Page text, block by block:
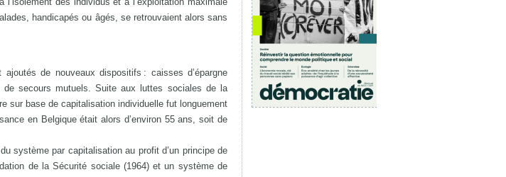
handicapés ou âgés, se retrouvaient alors sans
de nouveaux dispositifs : caisses d’épargne
secours mutuels. Suite aux luttes sociales de la
sur base de capitalisation individuelle fut longuement
en Belgique était alors d’environ 55 ans, soit de
système par capitalisation au profit d’un principe de
de la Sécurité sociale (1964) et un système de